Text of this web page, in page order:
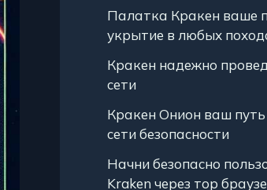
Палатка Кракен ваше
укрытие в любых
Кракен надежно
сети
Кракен Онион ваш путь
сети безопасности
Начни безопасно
Kraken через тор